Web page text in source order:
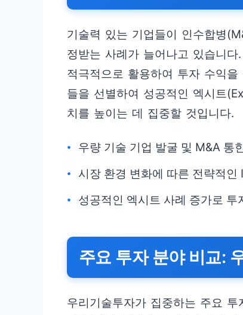
기술력 있는 기업들이 인수합병
정받는 사례가 늘어나고 있습니
적극적으로 활용하여 투자 수익
들을 선별하여 성공적인 엑시트
치를 높이는 데 집중할 것입니다.
우량 기술 기업 발굴 및 M&A 통
시장 환경 변화에 따른 전략적인
성공적인 엑시트 사례 증가로 투
주요 투자 분야 비교:
우리기술투자가 집중하는 주요